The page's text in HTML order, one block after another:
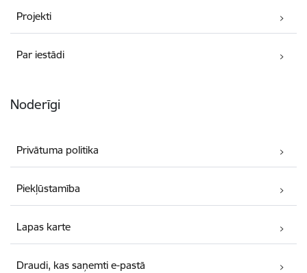
Projekti
Par iestādi
Noderīgi
Privātuma politika
Piekļūstamība
Lapas karte
Draudi, kas saņemti e-pastā